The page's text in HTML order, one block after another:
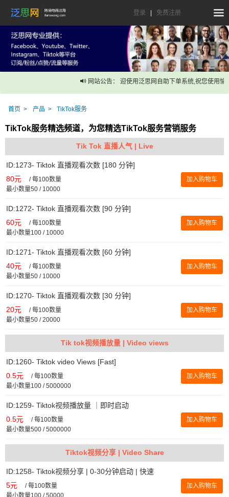
登录 免费注册
网站公告： 迎使用泛思网自助下单系统,祝您使用愉快
首页 产品 TikTok服务
TikTok服务精选频道，为您精选TikTok服务营销服务
Tik Tok 直播人气 | Live
ID:1273- Tiktok 直播观看次数 [180 分钟]
80元 /每100数量
最小数量50 / 10000
加入购物车
ID:1272- Tiktok 直播观看次数 [90 分钟]
60元 /每100数量
最小数量100 / 10000
加入购物车
ID:1271- Tiktok 直播观看次数 [60 分钟]
40元 /每100数量
最小数量50 / 10000
加入购物车
ID:1270- Tiktok 直播观看次数 [30 分钟]
20元 /每100数量
最小数量50 / 20000
加入购物车
Tik tok视频播放量 | Video views
ID:1260- Tiktok video Views [Fast]
0.5元 /每100数量
最小数量100 / 5000000
加入购物车
ID:1259- Tiktok视频播放量 ｜即时启动
0.5元 /每100数量
最小数量500 / 5000000
加入购物车
Tiktok视频分享 | Video Share
ID:1258- Tiktok视频分享 | 0-30分钟启动 | 快速
5元 /每100数量
最小数量100 / 50000
加入购物车